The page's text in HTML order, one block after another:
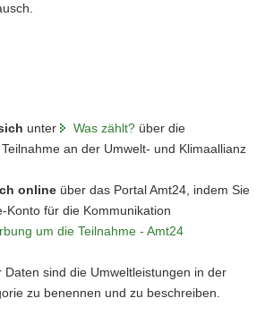
unter Was zählt? über die
an der Umwelt- und Klimaallianz
online über das Portal Amt24, indem Sie
Konto für die Kommunikation
um die Teilnahme - Amt24
Daten sind die Umweltleistungen in der
zu benennen und zu beschreiben.